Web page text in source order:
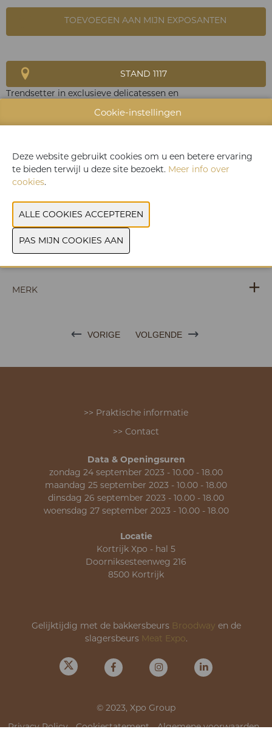
TOEVOEGEN AAN MIJN EXPOSANTEN
STAND 1117
Trendsetter in exclusieve delicatessen en
WEBSITE CATALOGUS
PRODUCTGROEP
FOTO'S
ONTDEK DE NIEUWSTE PRODUCTEN TIJDENS
TASTE OF TAVOLA
MERK
VORIGE VOLGENDE
>> Praktische informatie
>> Contact
Data & Openingsuren
zondag 24 september 2023 - 10.00 - 18.00
maandag 25 september 2023 - 10.00 - 18.00
dinsdag 26 september 2023 - 10.00 - 18.00
woensdag 27 september 2023 - 10.00 - 18.00
Locatie
Kortrijk Xpo - hal 5
Doorniksesteenweg 216
8500 Kortrijk
Gelijktijdig met de bakkersbeurs Broodway en de
slagersbeurs Meat Expo.
© 2023, Xpo Group
Privacy Policy-Cookiestatement-Algemene voorwaarden-
Cookie-instellingen
Deze website gebruikt cookies om u een betere ervaring
te bieden terwijl u deze site bezoekt. Meer info over
cookies.